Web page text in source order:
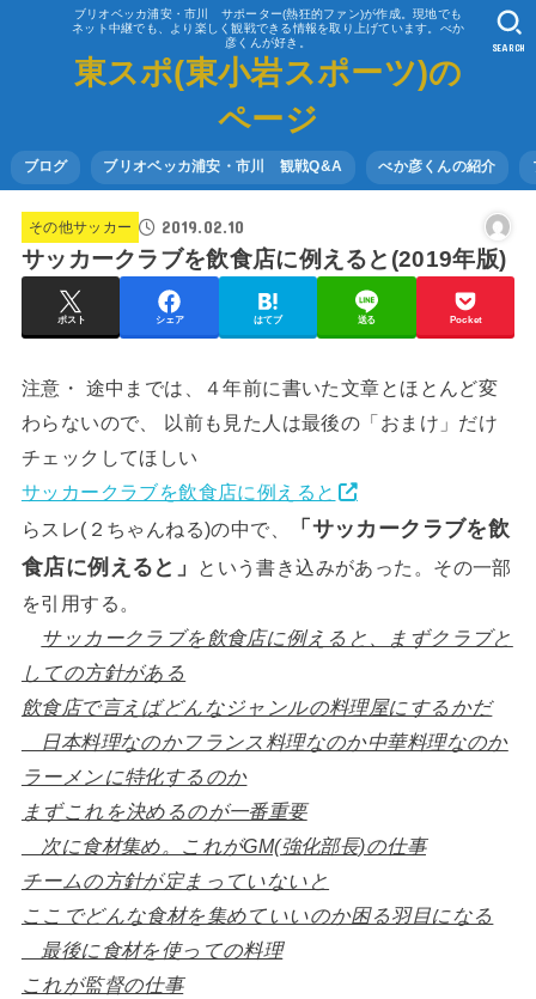
ブリオベッカ浦安・市川 サポーター(熱狂的ファン)が作成。現地でも
ネット中継でも、より楽しく観戦できる情報を取り上げています。べか
彦くんが好き。
東スポ(東小岩スポーツ)の
ページ
ブログ ブリオベッカ浦安・市川 観戦Q&A べか彦くんの紹介
SEARCH
その他サッカー 2019.02.10
サッカークラブを飲食店に例えると(2019年版)
ポスト シェア はてブ 送る Pocket
注意・ 途中までは、４年前に書いた文章とほとんど変
わらないので、 以前も見た人は最後の「おまけ」だけ
チェックしてほしい
サッカークラブを飲食店に例えると
らスレ(２ちゃんねる)の中で、
「サッカークラブを飲
食店に例えると」
という書き込みがあった。その一部
を引用する。
サッカークラブを飲食店に例えると、まずクラブと
しての方針がある
飲食店で言えばどんなジャンルの料理屋にするかだ
日本料理なのかフランス料理なのか中華料理なのか
ラーメンに特化するのか
まずこれを決めるのが一番重要
次に食材集め。これがGM(強化部長)の仕事
チームの方針が定まっていないと
ここでどんな食材を集めていいのか困る羽目になる
最後に食材を使っての料理
これが監督の仕事